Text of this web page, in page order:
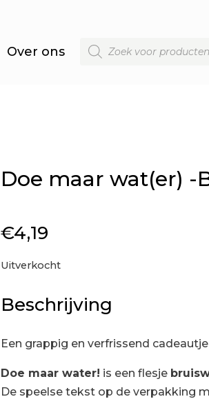
Over ons
Producten
zoeken
Doe maar wat(er) -
€4,19
Uitverkocht
Beschrijving
Een grappig en verfrissend
Doe maar water! is een flesje
De speelse tekst op de verpakking